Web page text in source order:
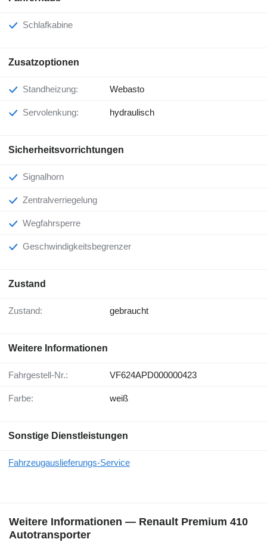
Schlafkabine
Zusatzoptionen
Standheizung: Webasto
Servolenkung: hydraulisch
Sicherheitsvorrichtungen
Signalhorn
Zentralverriegelung
Wegfahrsperre
Geschwindigkeitsbegrenzer
Zustand
Zustand: gebraucht
Weitere Informationen
Fahrgestell-Nr.: VF624APD000000423
Farbe: weiß
Sonstige Dienstleistungen
Fahrzeugauslieferungs-Service
Weitere Informationen — Renault Premium 410
Autotransporter